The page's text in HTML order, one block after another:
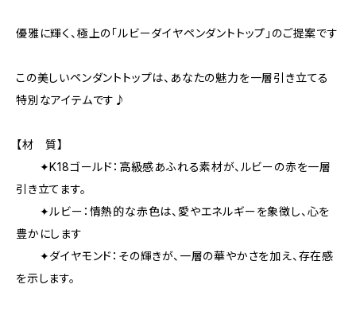
優雅に輝く、極上の「ルビーダイヤペンダントトップ」のご提案です
この美しいペンダントトップは、あなたの魅力を一層引き立てる
特別なアイテムです♪
【材 質】
✦K18ゴールド：高級感あふれる素材が、ルビーの赤を一層
引き立てます。
✦ルビー：情熱的な赤色は、愛やエネルギーを象徴し、心を
豊かにします
✦ダイヤモンド：その輝きが、一層の華やかさを加え、存在感
を示します。